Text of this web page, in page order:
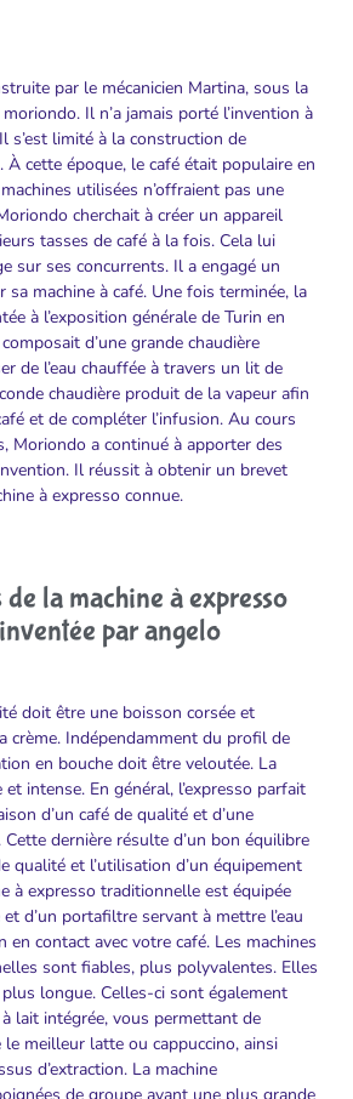
par le mécanicien Martina, sous la
Il n’a jamais porté l’invention à
s’est limité à la construction de
À cette époque, le café était populaire en
utilisées n’offraient pas une
cherchait à créer un appareil
tasses de café à la fois. Cela lui
sur ses concurrents. Il a engagé un
sa machine à café. Une fois terminée, la
à l’exposition générale de Turin en
d’une grande chaudière
de l’eau chauffée à travers un lit de
chaudière produit de la vapeur afin
et de compléter l’infusion. Au cours
Moriondo a continué à apporter des
Il réussit à obtenir un brevet
à expresso connue.
la machine à expresso
par angelo
doit être une boisson corsée et
crème. Indépendamment du profil de
en bouche doit être veloutée. La
intense. En général, l’expresso parfait
d’un café de qualité et d’une
dernière résulte d’un bon équilibre
qualité et l’utilisation d’un équipement
à expresso traditionnelle est équipée
d’un portafiltre servant à mettre l’eau
en contact avec votre café. Les machines
sont fiables, plus polyvalentes. Elles
longue. Celles-ci sont également
à lait intégrée, vous permettant de
meilleur latte ou cappuccino, ainsi
d’extraction. La machine
de groupe ayant une plus grande